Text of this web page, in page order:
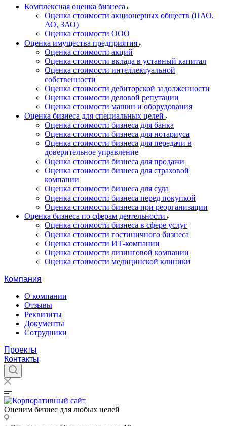
Комплексная оценка бизнеса
Оценка стоимости акционерных обществ (ПАО,
АО, ЗАО)
Оценка стоимости ООО
Оценка имущества предприятия
Оценка стоимости акций
Оценка стоимости вклада в уставный капитал
Оценка стоимости интеллектуальной
собственности
Оценка стоимости дебиторской задолженности
Оценка стоимости деловой репутации
Оценка стоимости машин и оборудования
Оценка бизнеса для специальных целей
Оценка стоимости бизнеса для банка
Оценка стоимости бизнеса для нотариуса
Оценка стоимости бизнеса для передачи в
доверительное управление
Оценка стоимости бизнеса для продажи
Оценка стоимости бизнеса для страховой
компании
Оценка стоимости бизнеса для суда
Оценка стоимости бизнеса перед покупкой
Оценка стоимости бизнеса при реорганизации
Оценка бизнеса по сферам деятельности
Оценка стоимости бизнеса в сфере услуг
Оценка стоимости гостиничного бизнеса
Оценка стоимости ИТ-компании
Оценка стоимости лизинговой компании
Оценка стоимости медицинской клиники
Компания
О компании
Отзывы
Реквизиты
Документы
Сотрудники
Проекты
Контакты
Оценим бизнес для любых целей